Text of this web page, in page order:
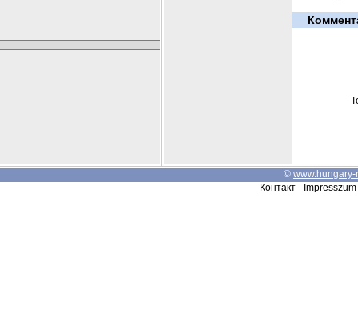
© www.hungary-
Контакт - Impresszum